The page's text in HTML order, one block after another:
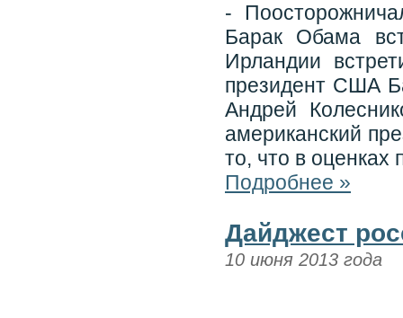
-
Барак Обама
Ирландии
президент США
Андрей
американский
то, что в оценках
Подробнее »
Дайджест
10 июня 2013 года